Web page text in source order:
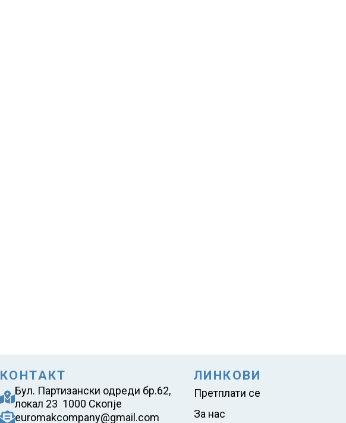
КОНТАКТ
Бул. Партизански одреди бр.62,
локал 23 1000 Скопје
euromakcompany@gmail.com
ЛИНКОВИ
Претплати се
За нас